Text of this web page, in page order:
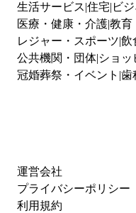
生活サービス 住宅 ビ
医療・健康・介護教育
レジャー・スポーツ 飲
公共機関・団体 ショッ
冠婚葬祭・イベント 歯
運営会社
プライバシーポリシー
利用規約